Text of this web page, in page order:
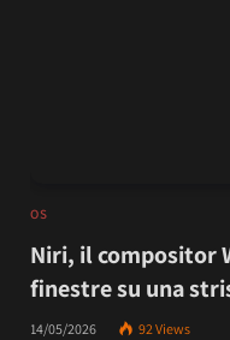
OS
Niri, il compositor
finestre su una
14/05/2026 92Views